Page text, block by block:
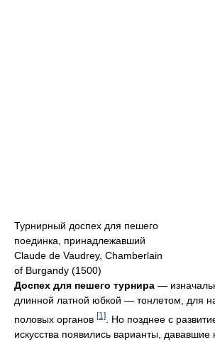
Турнирный доспех для пешего
поединка, принадлежавший
Claude de Vaudrey, Chamberlain
of Burgandy (1500)
Доспех для пешего турнира —
длинной латной юбкой — тонлетом, для
половых органов [1]
. Но позднее с
искусства появились варианты,